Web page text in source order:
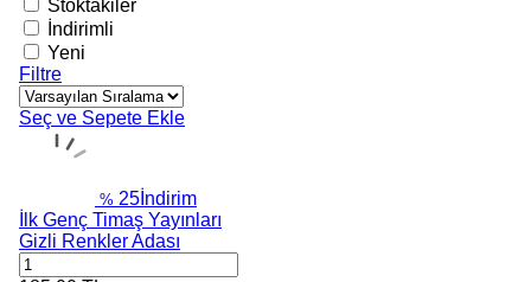
Stoktakiler
İndirimli
Yeni
Filtre
Seç ve Sepete Ekle
% 25 İndirim
İlk Genç Timaş Yayınları
Gizli Renkler Adası